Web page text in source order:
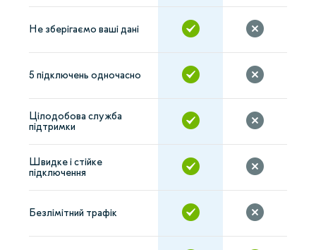
Не зберігаємо ваші дані
5 підключень одночасно
Цілодобова служба
підтримки
Швидке і стійке
підключення
Безлімітний трафік